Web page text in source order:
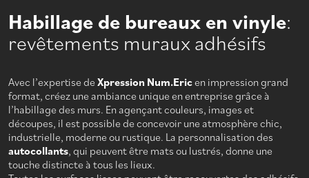
Habillage de bureaux en vinyle:
revêtements muraux adhésifs
Avec l’expertise de Xpression Num.Ericen impression grand
format, créez une ambiance unique en entreprise grâce à
l’habillage des murs. En agençant couleurs, images et
découpes, il est possible de concevoir une atmosphère chic,
industrielle, moderne ou rustique. La personnalisation des
autocollants, qui peuvent être mats ou lustrés, donne une
touche distincte à tous les lieux.